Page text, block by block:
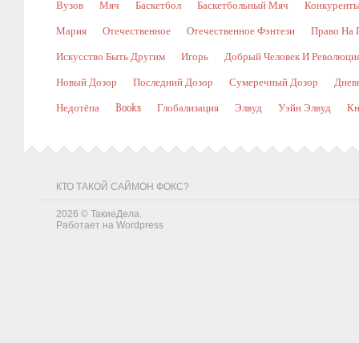
Вузов Мяч Баскетбол Баскетбольный Мяч
Мария Отечественное Отечественное Фэнтези Право На
Искусство Быть Другим Игорь Добрый Человек И
Новый Дозор Последний Дозор Сумеречный Дозор
Недотёпа Books Глобализация Элвуд Уэйн Элвуд
КТО ТАКОЙ САЙМОН ФОКС?
2026 © ТакиеДела.
Работает на Wordpress